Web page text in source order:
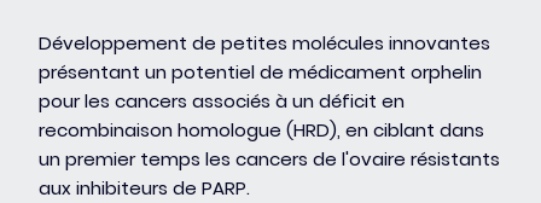
Développement de petites molécules innovantes
présentant un potentiel de médicament orphelin
pour les cancers associés à un déficit en
recombinaison homologue (HRD), en ciblant dans
un premier temps les cancers de l'ovaire résistants
aux inhibiteurs de PARP.